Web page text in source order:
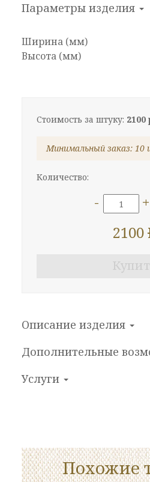
Параметры изделия
Ширина (мм)
Высота (мм)
Стоимость за штуку: 2100
Минимальный заказ: 10
Количество:
- +
2100
Описание изделия
Дополнительные
Услуги
Похожие